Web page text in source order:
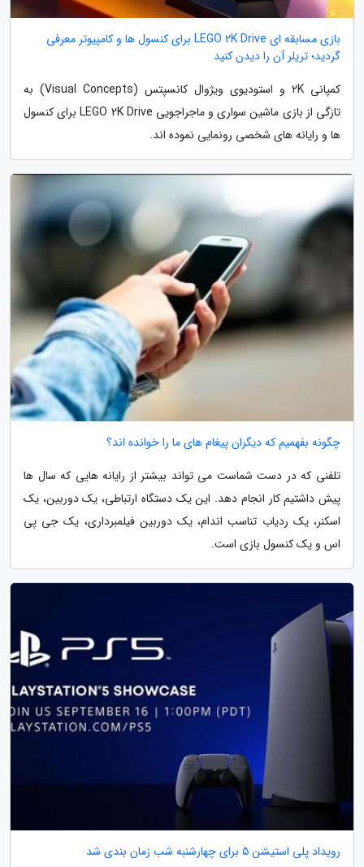
بازی مسابقه ای LEGO 2K Drive برای کنسول ها و کامپیوتر معرفی
گردید؛ تریلر آن را دیدن کنید
کمپانی 2K و استودیوی ویژوال کانسپتس (Visual Concepts) به
تازگی از بازی ماشین سواری و ماجراجویی LEGO 2K Drive برای کنسول
ها و رایانه های شخصی رونمایی نموده اند.
چگونه بفهمیم که دیگران پیغام های ما را خوانده اند؟
تلفنی که در دست شماست می تواند بیشتر از رایانه هایی که سال ها
پیش داشتیم کار انجام دهد. این یک دستگاه ارتباطی، یک دوربین، یک
اسکنر، یک ردیاب تناسب اندام، یک دوربین فیلمبرداری، یک جی پی
اس و یک کنسول بازی است.
رویداد پلی استیشن 5 برای چهارشنبه شب زمان بندی شد